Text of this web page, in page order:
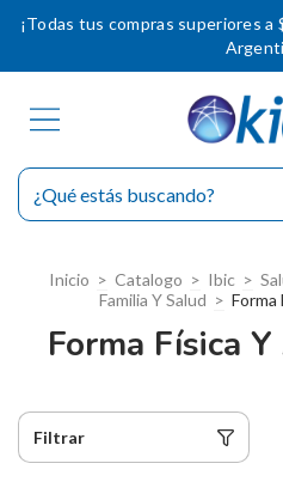
¡Todas tus compras superiores
Inicio > Catalogo > Ibic >
Familia Y Salud > Forma
Forma Física
Filtrar